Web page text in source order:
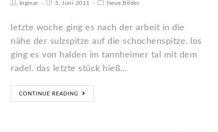
Ingmar 5. Juni 2011 Neue Bilder
letzte woche ging es nach der arbeit in die
nähe der sulzspitze auf die schochenspitze. los
ging es von halden im tannheimer tal mit dem
radel. das letzte stück hieß…
CONTINUE READING